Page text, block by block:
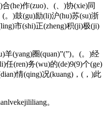
(he)作(zuo)、(、)协(xie)同
。)鼓(gu)励(li)沪(hu)苏(su)浙
市(shi)正(zheng)积(ji)极(ji)
(yang)圈(quan)”(”)。(。)经
任(ren)务(wu)的(de)9(9)个(ge)
情(qing)况(kuang)，(，)此
。